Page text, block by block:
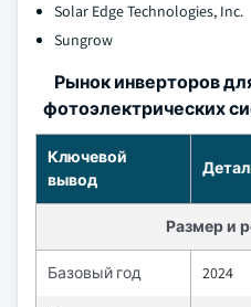
Solar Edge Technologies, Inc.
Sungrow
Рынок инверторов
фотоэлектрических
Ключевой
вывод
Размер и
Базовый год 2024